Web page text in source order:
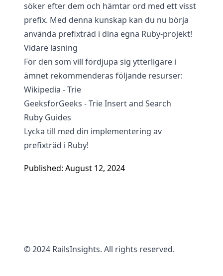
söker efter dem och hämtar ord med ett visst
prefix. Med denna kunskap kan du nu börja
använda prefixträd i dina egna Ruby-projekt!
Vidare läsning
För den som vill fördjupa sig ytterligare i
ämnet rekommenderas följande resurser:
Wikipedia - Trie
GeeksforGeeks - Trie Insert and Search
Ruby Guides
Lycka till med din implementering av
prefixträd i Ruby!
Published: August 12, 2024
© 2024 RailsInsights. All rights reserved.